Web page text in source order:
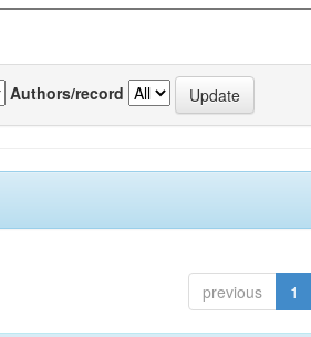
Authors/record
previous 1